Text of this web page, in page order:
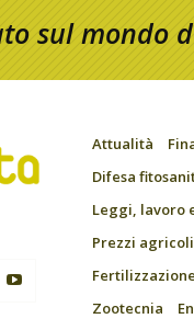
sul mondo
Attualità
Difesa
Leggi, lavoro
Prezzi
Fertilizzazione
Zootecnia